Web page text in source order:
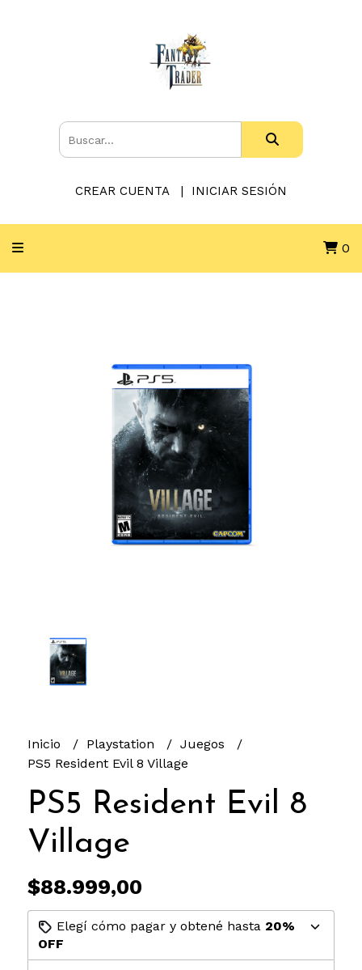
CREAR CUENTA INICIAR SESIÓN
0
Inicio Playstation
Juegos
PS5 Resident Evil 8 Village
PS5 Resident Evil 8
Village
$88.999,00
Elegí cómo pagar y obtené hasta 20%
OFF